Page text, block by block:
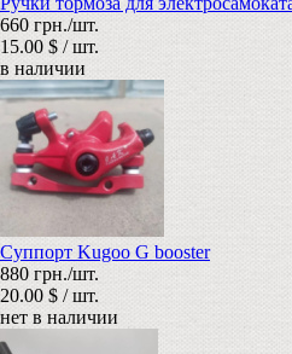
660 грн./шт.
15.00 $ / шт.
в наличии
Суппорт Kugoo G booster
880 грн./шт.
20.00 $ / шт.
нет в наличии